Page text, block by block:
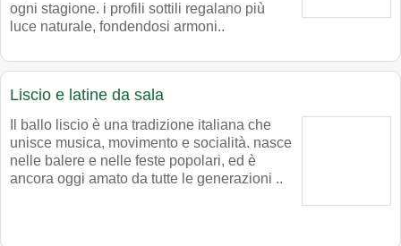
ogni stagione. i profili sottili regalano più
luce naturale, fondendosi armoni..
Liscio e latine da sala
Il ballo liscio è una tradizione italiana che
unisce musica, movimento e socialità. nasce
nelle balere e nelle feste popolari, ed è
ancora oggi amato da tutte le generazioni ..